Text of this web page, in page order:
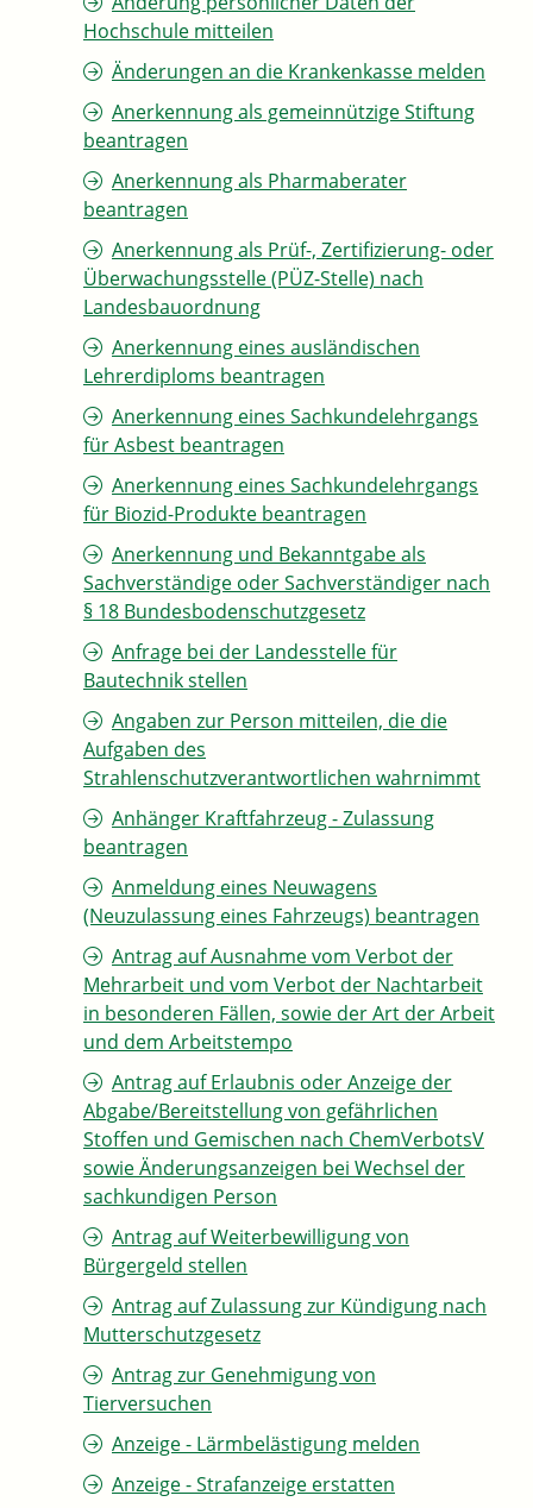
Hochschule mitteilen
Änderungen an die Krankenkasse melden
Anerkennung als gemeinnützige Stiftung
beantragen
Anerkennung als Pharmaberater
beantragen
Anerkennung als Prüf-, Zertifizierung- oder
Überwachungsstelle (PÜZ-Stelle) nach
Landesbauordnung
Anerkennung eines ausländischen
Lehrerdiploms beantragen
Anerkennung eines Sachkundelehrgangs
für Asbest beantragen
Anerkennung eines Sachkundelehrgangs
für Biozid-Produkte beantragen
Anerkennung und Bekanntgabe als
Sachverständige oder Sachverständiger nach
§ 18 Bundesbodenschutzgesetz
Anfrage bei der Landesstelle für
Bautechnik stellen
Angaben zur Person mitteilen, die die
Aufgaben des
Strahlenschutzverantwortlichen wahrnimmt
Anhänger Kraftfahrzeug - Zulassung
beantragen
Anmeldung eines Neuwagens
(Neuzulassung eines Fahrzeugs) beantragen
Antrag auf Ausnahme vom Verbot der
Mehrarbeit und vom Verbot der Nachtarbeit
in besonderen Fällen, sowie der Art der Arbeit
und dem Arbeitstempo
Antrag auf Erlaubnis oder Anzeige der
Abgabe/Bereitstellung von gefährlichen
Stoffen und Gemischen nach ChemVerbotsV
sowie Änderungsanzeigen bei Wechsel der
sachkundigen Person
Antrag auf Weiterbewilligung von
Bürgergeld stellen
Antrag auf Zulassung zur Kündigung nach
Mutterschutzgesetz
Antrag zur Genehmigung von
Tierversuchen
Anzeige - Lärmbelästigung melden
Anzeige - Strafanzeige erstatten